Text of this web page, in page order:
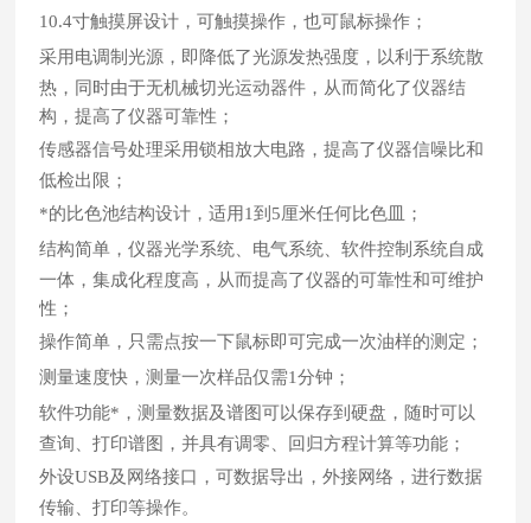
10.4寸触摸屏设计，可触摸操作，也可鼠标操作；
采用电调制光源，即降低了光源发热强度，以利于系统散
热，同时由于无机械切光运动器件，从而简化了仪器结
构，提高了仪器可靠性；
传感器信号处理采用锁相放大电路，提高了仪器信噪比和
低检出限；
*的比色池结构设计，适用1到5厘米任何比色皿；
结构简单，仪器光学系统、电气系统、软件控制系统自成
一体，集成化程度高，从而提高了仪器的可靠性和可维护
性；
操作简单，只需点按一下鼠标即可完成一次油样的测定；
测量速度快，测量一次样品仅需1分钟；
软件功能*，测量数据及谱图可以保存到硬盘，随时可以
查询、打印谱图，并具有调零、回归方程计算等功能；
外设USB及网络接口，可数据导出，外接网络，进行数据
传输、打印等操作。